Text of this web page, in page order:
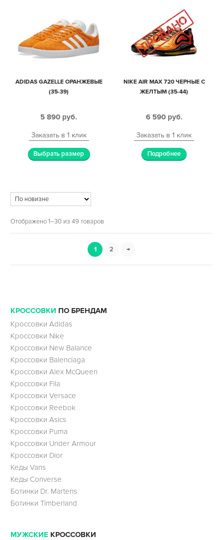
ADIDAS GAZELLE ОРАНЖЕВЫЕ
(35-39)
5 890 руб.
Заказать в 1 клик
Выбрать размер
NIKE AIR MAX 720 ЧЕРНЫЕ С
ЖЕЛТЫМ (35-44)
6 590 руб.
Заказать в 1 клик
Подробнее
Отображено 1–30 из 49 товаров
1 2 →
КРОССОВКИ ПО БРЕНДАМ
Кроссовки Adidas
Кроссовки Nike
Кроссовки New Balance
Кроссовки Balenciaga
Кроссовки Alex McQueen
Кроссовки Fila
Кроссовки Versace
Кроссовки Reebok
Кроссовки Asics
Кроссовки Puma
Кроссовки Under Armour
Кроссовки Dior
Кеды Vans
Кеды Converse
Ботинки Dr. Martens
Ботинки Timberland
МУЖСКИЕ КРОССОВКИ